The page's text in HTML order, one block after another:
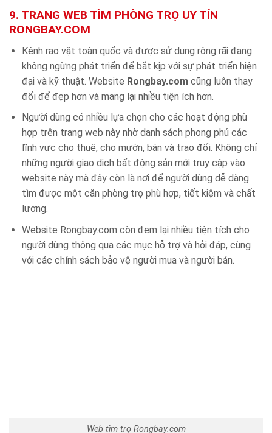
9. TRANG WEB TÌM PHÒNG TRỌ UY TÍN
RONGBAY.COM
Kênh rao vặt toàn quốc và được sử dụng rộng rãi đang
không ngừng phát triển để bắt kịp với sự phát triển hiện
đại và kỹ thuật. Website Rongbay.comcũng luôn thay
đổi để đẹp hơn và mang lại nhiều tiện ích hơn.
Người dùng có nhiều lựa chọn cho các hoạt động phù
hợp trên trang web này nhờ danh sách phong phú các
lĩnh vực cho thuê, cho mướn, bán và trao đổi. Không chỉ
những người giao dịch bất động sản mới truy cập vào
website này mà đây còn là nơi để người dùng dễ dàng
tìm được một căn phòng trọ phù hợp, tiết kiệm và chất
lượng.
Website Rongbay.com còn đem lại nhiều tiện tích cho
người dùng thông qua các mục hỗ trợ và hỏi đáp, cùng
với các chính sách bảo vệ người mua và người bán.
Web tìm trọ Rongbay.com